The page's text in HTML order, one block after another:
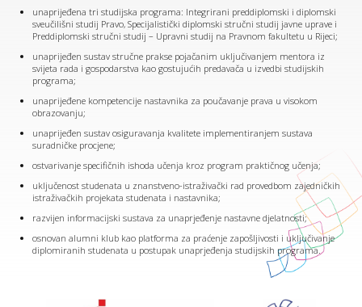
unaprijeđena tri studijska programa: Integrirani preddiplomski i diplomski
sveučilišni studij Pravo, Specijalistički diplomski stručni studij javne uprave i
Preddiplomski stručni studij – Upravni studij na Pravnom fakultetu u Rijeci;
unaprijeđen sustav stručne prakse pojačanim uključivanjem mentora iz
svijeta rada i gospodarstva kao gostujućih predavača u izvedbi studijskih
programa;
unaprijeđene kompetencije nastavnika za poučavanje prava u visokom
obrazovanju;
unaprijeđen sustav osiguravanja kvalitete implementiranjem sustava
suradničke procjene;
ostvarivanje specifičnih ishoda učenja kroz program praktičnog učenja;
uključenost studenata u znanstveno-istraživački rad provedbom zajedničkih
istraživačkih projekata studenata i nastavnika;
razvijen informacijski sustava za unaprjeđenje nastavne djelatnosti;
osnovan alumni klub kao platforma za praćenje zapošljivosti i uključivanje
diplomiranih studenata u postupak unaprjeđenja studijskih programa.